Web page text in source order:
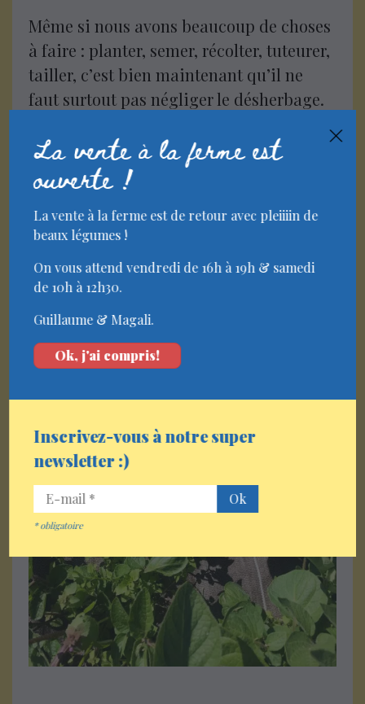
Même si nous avons beaucoup de choses
à faire : planter, semer, récolter, tuteurer,
tailler, c’est bien maintenant qu’il ne
faut surtout pas négliger le désherbage.
développent trop et deviennent difficiles
à enlever mais aussi qu’elles étouffent
nos légumes et empêchent leur
croissance.
×
La vente à la ferme est
ouverte !
La vente à la ferme est de retour avec pleiiiin de
beaux légumes !
On vous attend vendredi de 16h à 19h & samedi
de 10h à 12h30.
Guillaume & Magali.
Ok, j'ai compris!
Inscrivez-vous à notre super
newsletter :)
*obligatoire